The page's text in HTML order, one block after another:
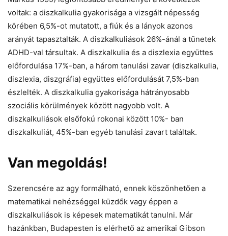
voltak: a diszkalkulia gyakorisága a vizsgált népesség
körében 6,5%-ot mutatott, a fiúk és a lányok azonos
arányát tapasztalták. A diszkalkuliások 26%-ánál a tünetek
ADHD-val társultak. A diszkalkulia és a diszlexia együttes
előfordulása 17%-ban, a három tanulási zavar (diszkalkulia,
diszlexia, diszgráfia) együttes előfordulását 7,5%-ban
észlelték. A diszkalkulia gyakorisága hátrányosabb
szociális körülmények között nagyobb volt. A
diszkalkuliások elsőfokú rokonai között 10%- ban
diszkalkuliát, 45%-ban egyéb tanulási zavart találtak.
Van megoldás!
Szerencsére az agy formálható, ennek köszönhetően a
matematikai nehézséggel küzdők vagy éppen a
diszkalkuliások is képesek matematikát tanulni. Már
hazánkban, Budapesten is elérhető az amerikai Gibson